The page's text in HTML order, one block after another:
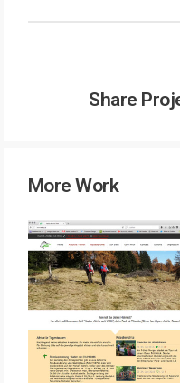
Share
More Work